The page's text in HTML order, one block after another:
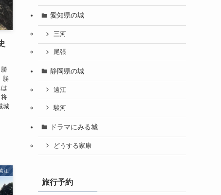
勝
城
江
愛知県の城
三河
尾張
静岡県の城
遠江
駿河
ドラマにみる城
どうする家康
旅行予約